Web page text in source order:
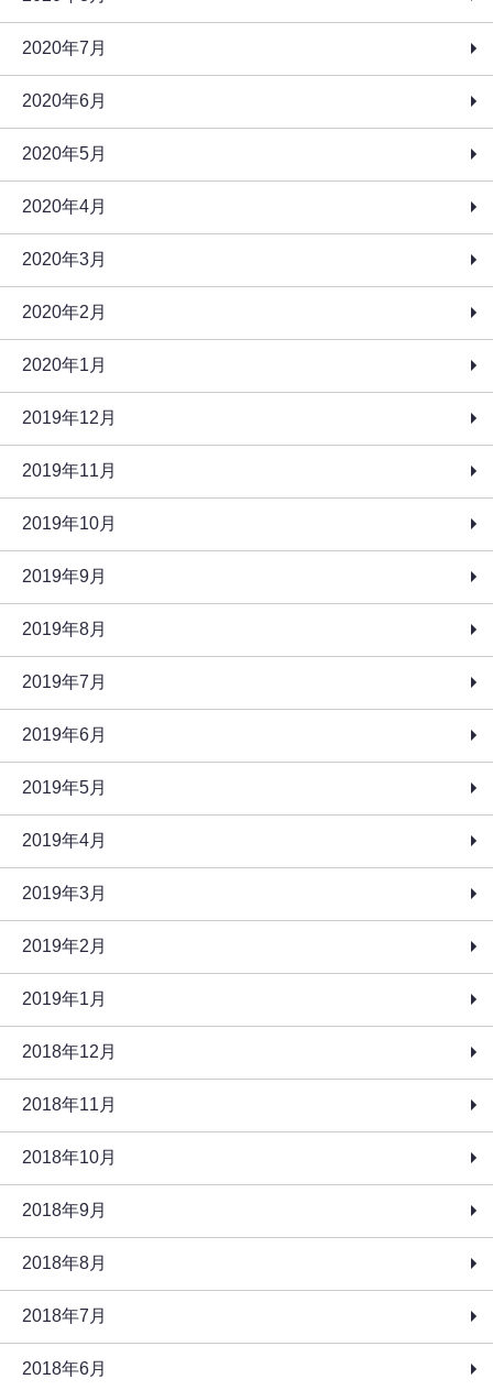
2020年7月
2020年6月
2020年5月
2020年4月
2020年3月
2020年2月
2020年1月
2019年12月
2019年11月
2019年10月
2019年9月
2019年8月
2019年7月
2019年6月
2019年5月
2019年4月
2019年3月
2019年2月
2019年1月
2018年12月
2018年11月
2018年10月
2018年9月
2018年8月
2018年7月
2018年6月